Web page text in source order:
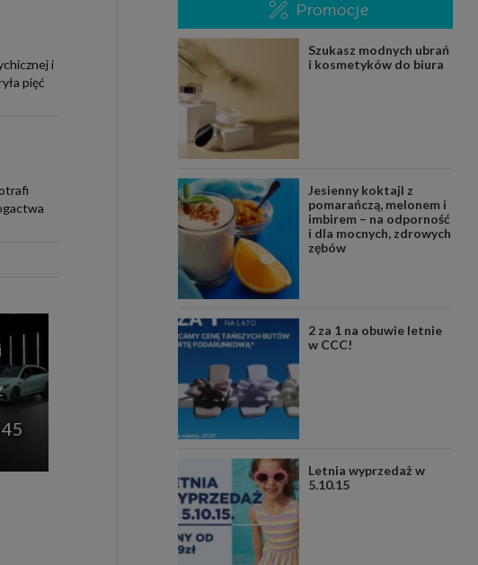
i
pięć
Promocje
Szukasz modnych ubrań
i kosmetyków do biura
Jesienny koktajl z
pomarańczą, melonem i
imbirem – na odporność
i dla mocnych, zdrowych
zębów
2 za 1 na obuwie letnie
w CCC!
Letnia wyprzedaż w
5.10.15